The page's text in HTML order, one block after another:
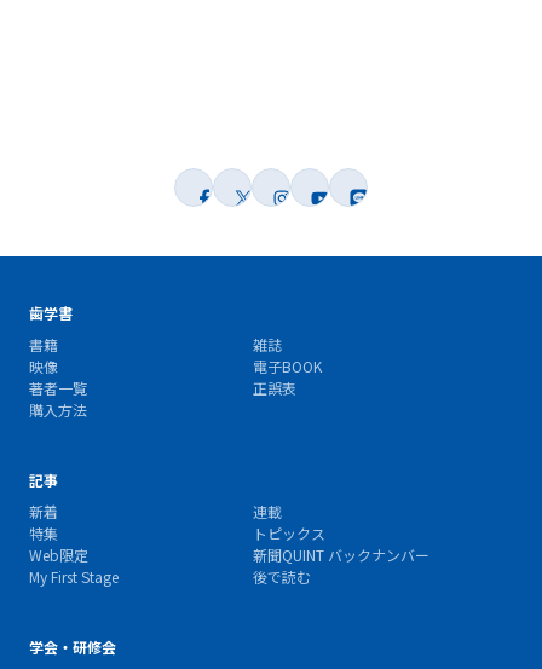
歯学書
書籍
雑誌
映像
電子BOOK
著者一覧
正誤表
購入方法
記事
新着
連載
特集
トピックス
Web限定
新聞QUINT バックナンバー
My First Stage
後で読む
学会・研修会